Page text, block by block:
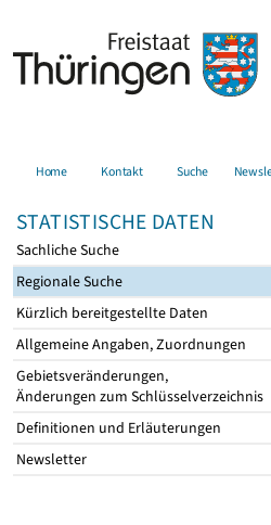
Home Kontakt Suche
STATISTISCHE DATEN
Sachliche Suche
Regionale Suche
Kürzlich bereitgestellte Daten
Allgemeine Angaben, Zuordnungen
Gebietsveränderungen,
Änderungen zum Schlüsselverzeichnis
Definitionen und Erläuterungen
Newsletter